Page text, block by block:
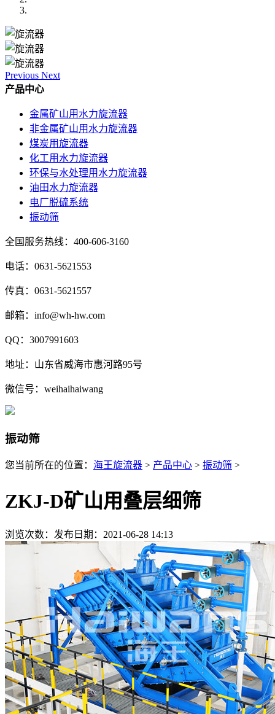
Previous Next
产品中心
金属矿山用水力旋流器
非金属矿山用水力旋流器
煤炭用旋流器
化工用水力旋流器
环保与水处理用水力旋流器
油田水力旋流器
电厂脱硫系统
振动筛
全国服务热线：400-606-3160
电话：0631-5621553
传真：0631-5621557
邮箱：info@wh-hw.com
QQ：3007991603
地址：山东省威海市惠河路95号
微信号：weihaihaiwang
振动筛
您当前所在的位置： 海王旋流器 > 产品中心 > 振动筛 >
ZKJ-D矿山用叠层细筛
浏览次数： 发布日期：2021-06-28 14:13